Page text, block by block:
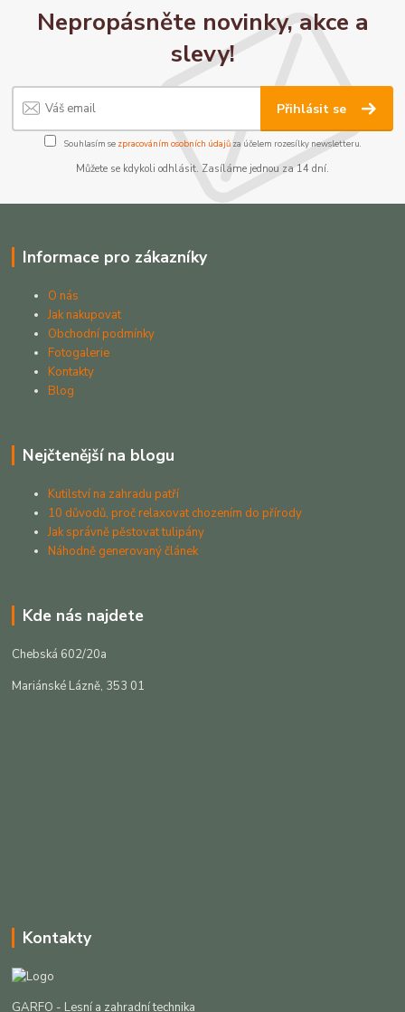
Nepropásněte novinky, akce a
slevy!
Přihlásit se
Souhlasím se zpracováním osobních údajůza účelem rozesílky newsletteru.
Můžete se kdykoli odhlásit. Zasíláme jednou za 14 dní.
Informace pro zákazníky
O nás
Jak nakupovat
Obchodní podmínky
Fotogalerie
Kontakty
Blog
Nejčtenější na blogu
Kutilství na zahradu patří
10 důvodů, proč relaxovat chozením do přírody
Jak správně pěstovat tulipány
Náhodně generovaný článek
Kde nás najdete
Chebská 602/20a
Mariánské Lázně, 353 01
Kontakty
GARFO - Lesní a zahradní technika